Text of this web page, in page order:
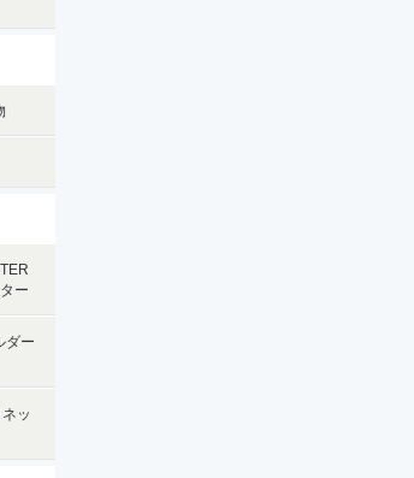
ー
ダー
ッ